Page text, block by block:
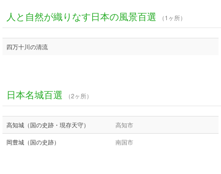
人と自然が織りなす日本の風景百選 （1ヶ所）
四万十川の清流
日本名城百選 （2ヶ所）
高知城（国の史跡・現存天守） 高知市
岡豊城（国の史跡） 南国市